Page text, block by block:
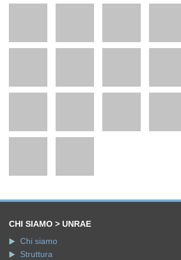
CHI SIAMO > UNRAE
Chi siamo
Struttura